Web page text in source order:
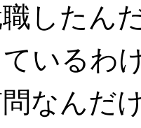
職したん
いるわ
なんだ